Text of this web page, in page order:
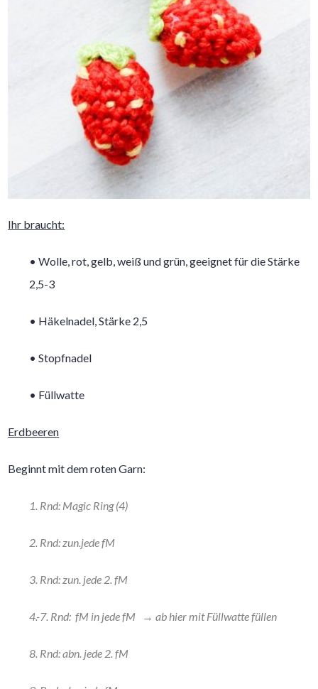
Ihr braucht:
• Wolle, rot, gelb, weiß und grün, geeignet für die Stärke
2,5-3
• Häkelnadel, Stärke 2,5
• Stopfnadel
• Füllwatte
Erdbeeren
Beginnt mit dem roten Garn:
1. Rnd: Magic Ring (4)
2. Rnd: zun.jede fM
3. Rnd: zun. jede 2. fM
4.-7. Rnd: fM in jede fM → ab hier mit Füllwatte füllen
8. Rnd: abn. jede 2. fM